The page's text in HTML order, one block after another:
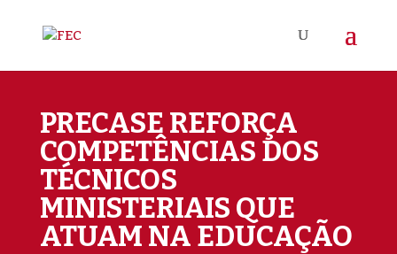
PRECASE REFORÇA
COMPETÊNCIAS DOS
TÉCNICOS
MINISTERIAIS QUE
ATUAM NA EDUCAÇÃO